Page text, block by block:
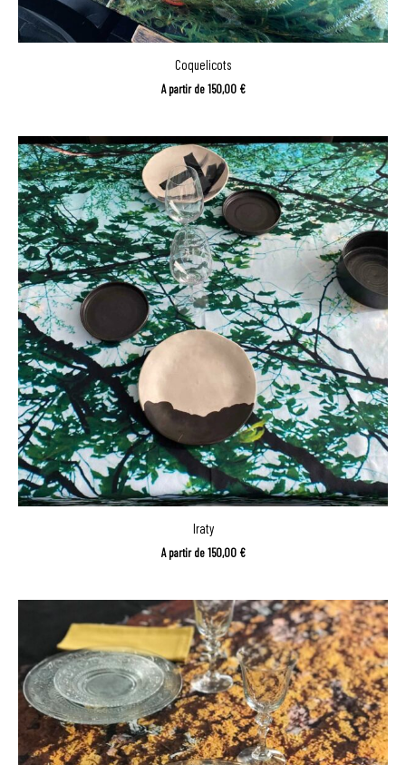
Coquelicots
A partir de150,00 €
Iraty
A partir de150,00 €